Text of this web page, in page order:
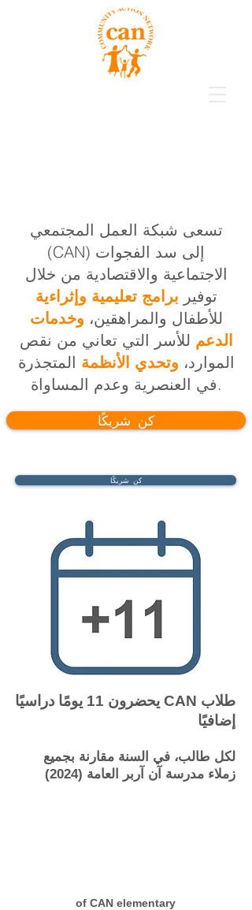
تسعى شبكة العمل المجتمعي
(CAN) إلى سد الفجوات
الاجتماعية والاقتصادية من خلال
توفير برامج تعليمية وإثراءية
للأطفال والمراهقين، وخدمات
الدعم للأسر التي تعاني من نقص
الموارد، وتحدي الأنظمة المتجذرة
في العنصرية وعدم المساواة.
كن شريكًا
كن شريكًا
طلاب CAN يحضرون 11 يومًا دراسيًا
إضافيًا
لكل طالب، في السنة مقارنة بجميع
زملاء مدرسة آن آربر العامة (2024)
of CAN elementary